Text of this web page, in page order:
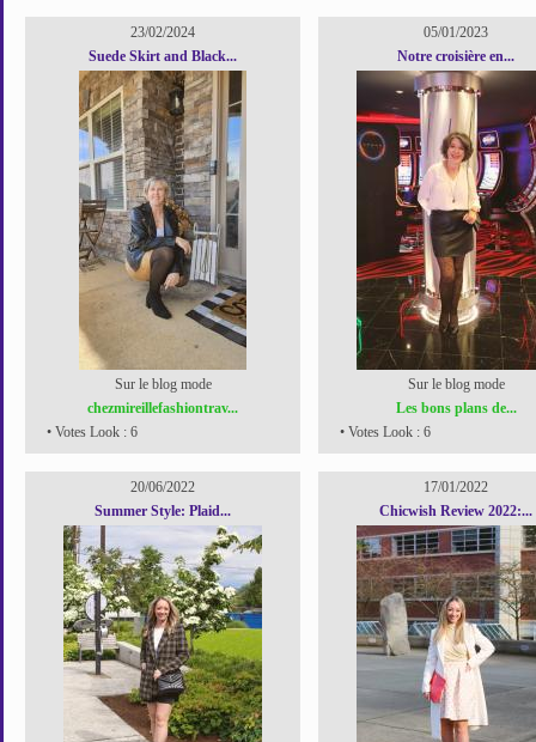
23/02/2024
Suede Skirt and Black...
Sur le blog mode
chezmireillefashiontrav...
• Votes Look : 6
05/01/2023
Notre croisière en...
Sur le blog mode
Les bons plans de...
• Votes Look : 6
20/06/2022
Summer Style: Plaid...
17/01/2022
Chicwish Review 2022:...